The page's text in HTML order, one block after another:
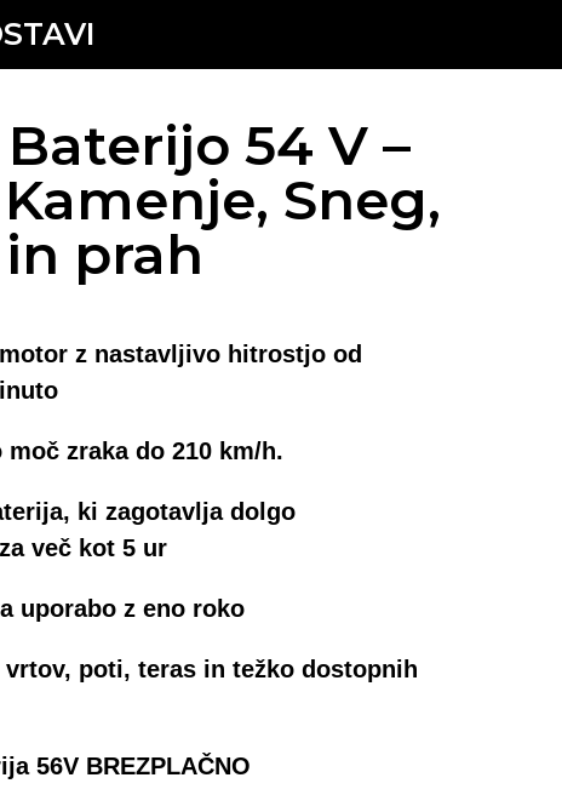
54 V –
Sneg,
prah
z nastavljivo hitrostjo od
zraka do 210 km/h.
ki zagotavlja dolgo
več kot 5 ur
uporabo z eno roko
vrtov, poti, teras in težko dostopnih
56V BREZPLAČNO